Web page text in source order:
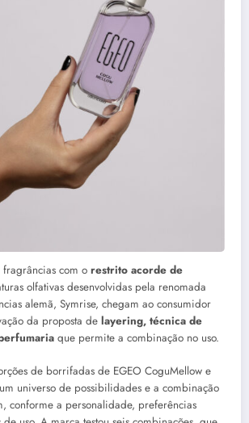
fragrâncias com o restrito acorde de
olfativas desenvolvidas pela renomada
alemã, Symrise, chegam ao consumidor
da proposta de layering, técnica de
que permite a combinação no uso.
de borrifadas de EGEO CoguMellow e
universo de possibilidades e a combinação
conforme a personalidade, preferências